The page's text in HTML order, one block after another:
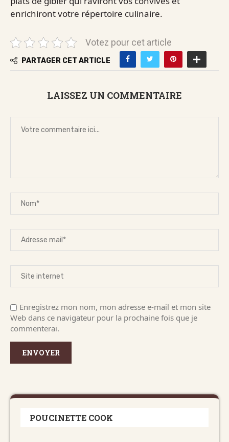
enrichiront votre répertoire culinaire.
Votez pour cet article
PARTAGER CET ARTICLE
LAISSEZ UN COMMENTAIRE
Enregistrez mon nom, mon adresse e-mail et mon site
Web dans ce navigateur pour la prochaine fois que je
commenterai.
POUCINETTE COOK